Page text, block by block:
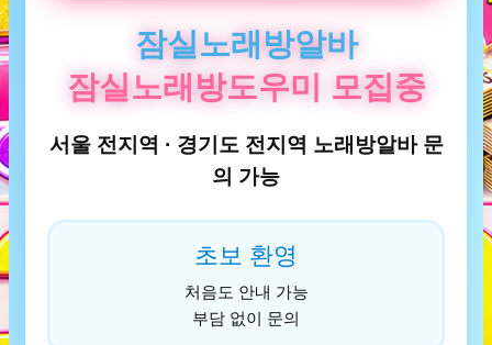
잠실노래방알바
잠실노래방도우미 모집중
서울 전지역 · 경기도 전지역 노래방알바 문
의 가능
초보 환영
처음도 안내 가능
부담 없이 문의